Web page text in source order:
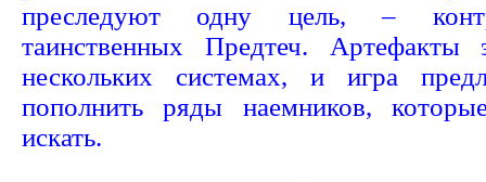
преследуют одну цель, –
таинственных Предтеч. Артефакты
нескольких системах, и игра
пополнить ряды наемников,
искать.